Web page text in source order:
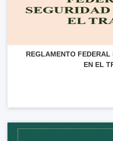
REGLAMENTO
EN EL